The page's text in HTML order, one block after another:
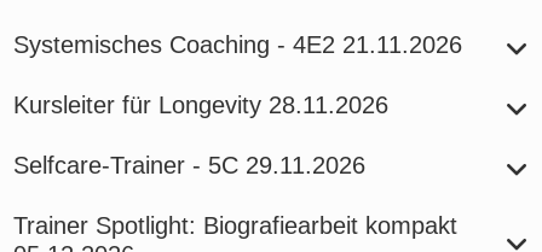
Systemisches Coaching - 4E2 21.11.2026
Kursleiter für Longevity 28.11.2026
Selfcare-Trainer - 5C 29.11.2026
Trainer Spotlight: Biografiearbeit kompakt